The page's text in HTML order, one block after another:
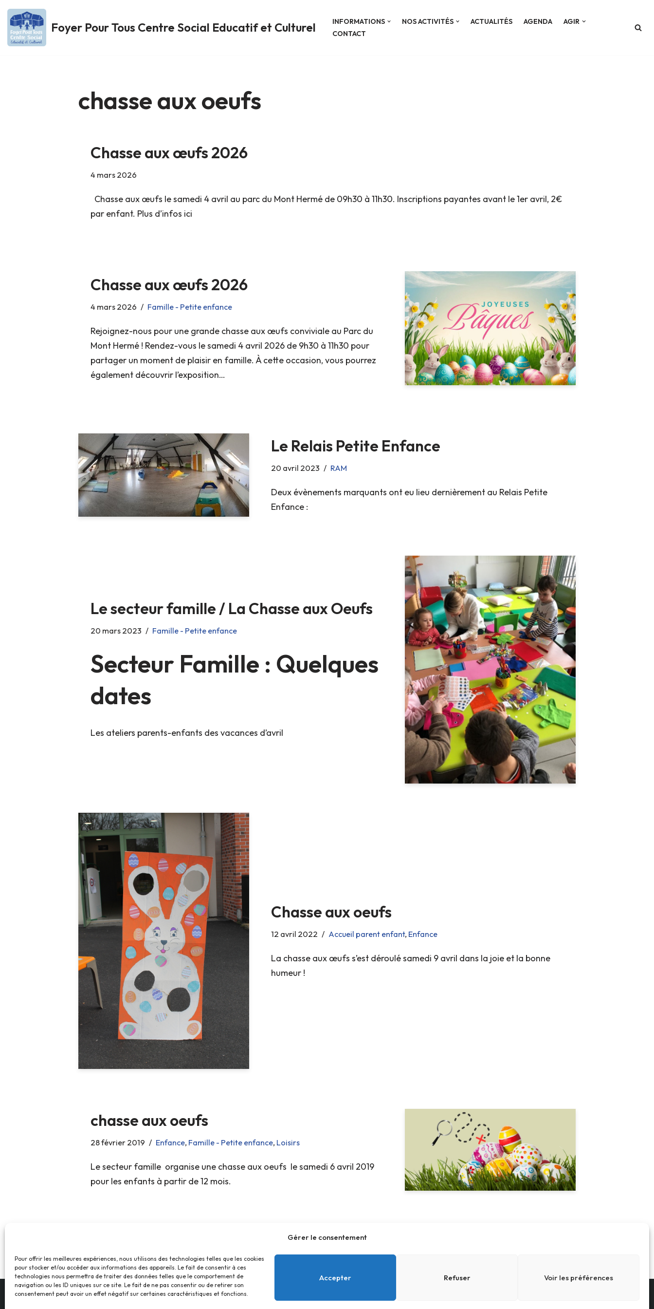
Gérer le consentement
Pour offrir les meilleures expériences, nous utilisons des technologies telles que les cookies
pour stocker et/ou accéder aux informations des appareils. Le fait de consentir à ces
technologies nous permettra de traiter des données telles que le comportement de
navigation ou les ID uniques sur ce site. Le fait de ne pas consentir ou de retirer son
consentement peut avoir un effet négatif sur certaines caractéristiques et fonctions.
Accepter Refuser Voir les préférences
Aller
au
Foyer Pour Tous Centre Social Educatif et Culturel INFORMATIONS NOS ACTIVITÉS ACTUALITÉS AGENDA
AGIR
CONTACT
chasse aux oeufs
Chasse aux œufs 2026
4 mars 2026
Chasse aux œufs le samedi 4 avril au parc du Mont Hermé de 09h30 à 11h30. Inscriptions payantes avant le 1er avril, 2€
par enfant. Plus d’infos ici
Chasse aux œufs 2026
4 mars 2026 Famille - Petite enfance
Rejoignez-nous pour une grande chasse aux œufs conviviale au Parc du
Mont Hermé ! Rendez-vous le samedi 4 avril 2026 de 9h30 à 11h30 pour
partager un moment de plaisir en famille. À cette occasion, vous pourrez
également découvrir l’exposition…
Le Relais Petite Enfance
20 avril 2023 RAM
Deux évènements marquants ont eu lieu dernièrement au Relais Petite
Enfance :
Le secteur famille / La Chasse aux Oeufs
20 mars 2023 Famille - Petite enfance
Secteur Famille : Quelques
dates
Les ateliers parents-enfants des vacances d’avril
Chasse aux oeufs
12 avril 2022 Accueil parent enfant, Enfance
La chasse aux œufs s’est déroulé samedi 9 avril dans la joie et la bonne
humeur !
chasse aux oeufs
28 février 2019 Enfance, Famille - Petite enfance, Loisirs
Le secteur famille organise une chasse aux oeufs le samedi 6 avril 2019
pour les enfants à partir de 12 mois.
Accueil Contact Confidentialité